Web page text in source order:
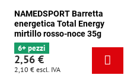
NAMEDSPORT Barretta
energetica Total Energy
mirtillo rosso-noce 35g
6+ pezzi
2,56 €
2,10 € escl. IVA